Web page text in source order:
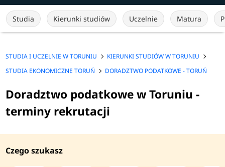
Studia Kierunki studiów Uczelnie Matura
STUDIA I UCZELNIE W TORUNIU
KIERUNKI STUDIÓW W TORUNIU
STUDIA EKONOMICZNE TORUŃ
DORADZTWO PODATKOWE - TORUŃ
Doradztwo podatkowe w Toruniu -
terminy rekrutacji
Czego szukasz